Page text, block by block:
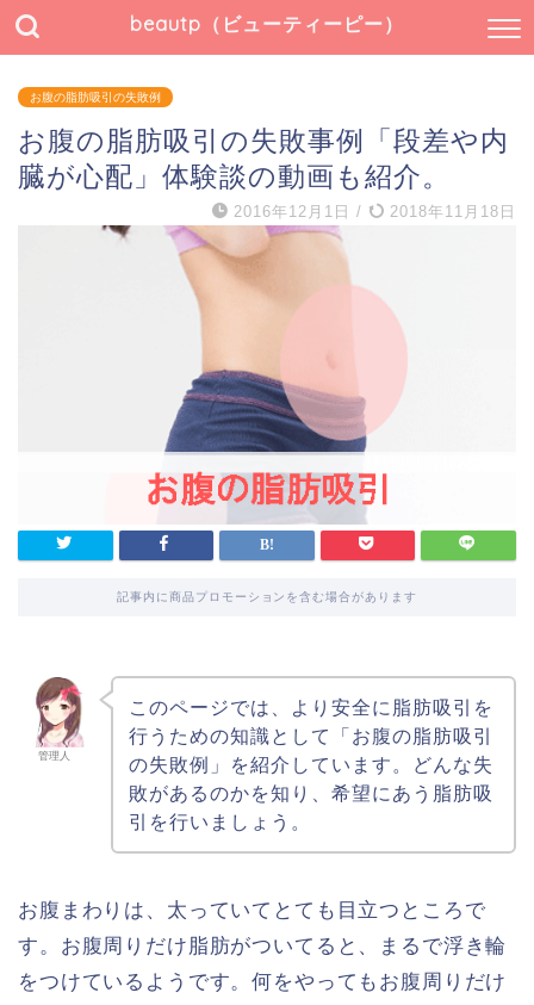
beautp（ビューティーピー）
お腹の脂肪吸引の失敗例
お腹の脂肪吸引の失敗事例「段差や内
臓が心配」体験談の動画も紹介。
2016年12月1日 / 2018年11月18日
記事内に商品プロモーションを含む場合があります
管理人
このページでは、より安全に脂肪吸引を
行うための知識として「お腹の脂肪吸引
の失敗例」を紹介しています。どんな失
敗があるのかを知り、希望にあう脂肪吸
引を行いましょう。
お腹まわりは、太っていてとても目立つところで
す。お腹周りだけ脂肪がついてると、まるで浮き輪
をつけているようです。何をやってもお腹周りだけ